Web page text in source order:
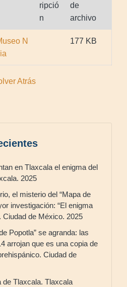
ripció
n
de
archivo
N
177 KB
Atrás
en Tlaxcala el enigma del
2025
el misterio del “Mapa de
investigación: “El enigma
Ciudad de México. 2025
Popotla” se agranda: las
arrojan que es una copia de
Ciudad de
de Tlaxcala. Tlaxcala